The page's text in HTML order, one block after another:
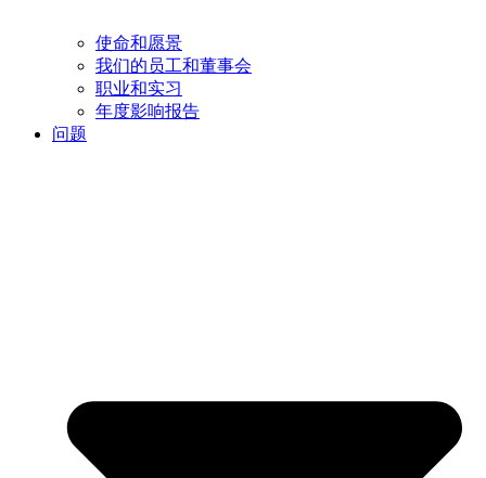
使命和愿景
我们的员工和董事会
职业和实习
年度影响报告
问题